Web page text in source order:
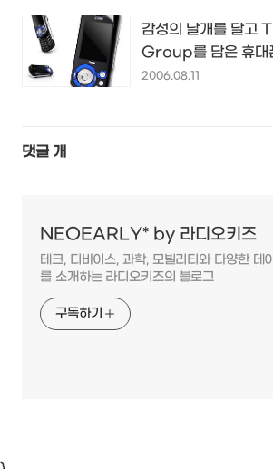
감성의 날개를 달고
Group를 담은 휴
2006.08.11
댓글 개
NEOEARLY* by 라디오키즈
테크, 디바이스, 과학, 모빌리티와 다양한 데
를 소개하는 라디오키즈의 블로그
구독하기